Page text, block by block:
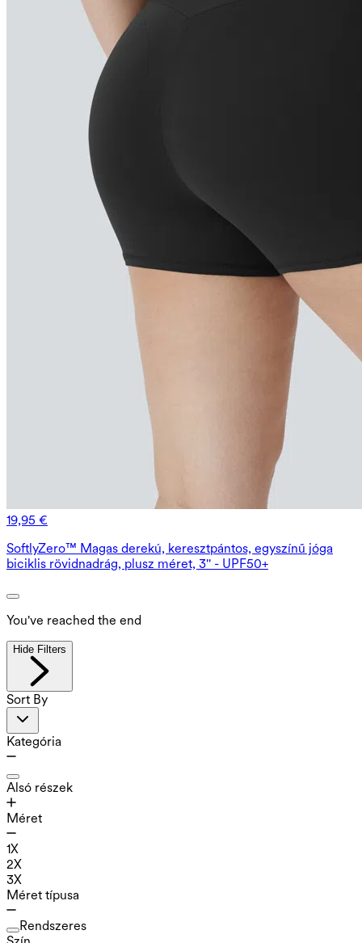
19,95 €
SoftlyZero™ Magas derekú, keresztpántos, egyszínű jóga
biciklis rövidnadrág, plusz méret, 3'' - UPF50+
You've reached the end
Hide Filters
Sort By
Kategória
Alsó részek
Méret
1X
2X
3X
Méret típusa
Rendszeres